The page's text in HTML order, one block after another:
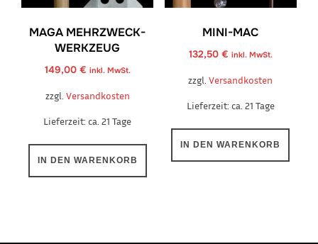
MAGA MEHRZWECK-
WERKZEUG
149,00 € inkl. MwSt.
zzgl. Versandkosten
Lieferzeit: ca. 21 Tage
IN DEN WARENKORB
MINI-MAC
132,50 € inkl. MwSt.
zzgl.Versandkosten
Lieferzeit: ca. 21 Tage
IN DEN WARENKORB